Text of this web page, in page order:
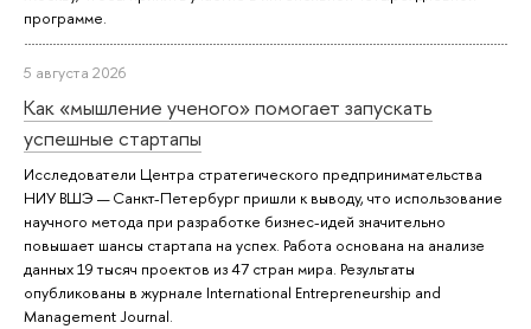
программе.
5 августа 2026
Как «мышление ученого» помогает запускать
успешные стартапы
Исследователи Центра стратегического предпринимательства
НИУ ВШЭ — Санкт-Петербург пришли к выводу, что использование
научного метода при разработке бизнес-идей значительно
повышает шансы стартапа на успех. Работа основана на анализе
данных 19 тысяч проектов из 47 стран мира. Результаты
опубликованы в журнале International Entrepreneurship and
Management Journal.